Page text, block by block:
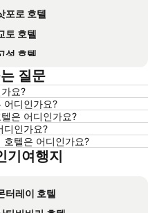
포로 호텔
토 호텔
성 호텔
콕 호텔
항 호텔
로시마 호텔
영 호텔
키나와 호텔
이페이 호텔
질문
요?
어디인가요?
은 어디인가요?
디인가요?
호텔은 어디인가요?
기여행지
터레이 호텔